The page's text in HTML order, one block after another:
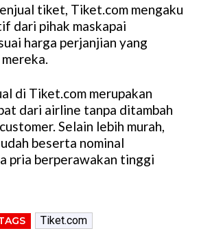
tiket, Tiket.com mengaku
dari pihak maskapai
harga perjanjian yang
di Tiket.com merupakan
dari airline tanpa ditambah
Selain lebih murah,
beserta nominal
pria berperawakan tinggi
Tiket.com